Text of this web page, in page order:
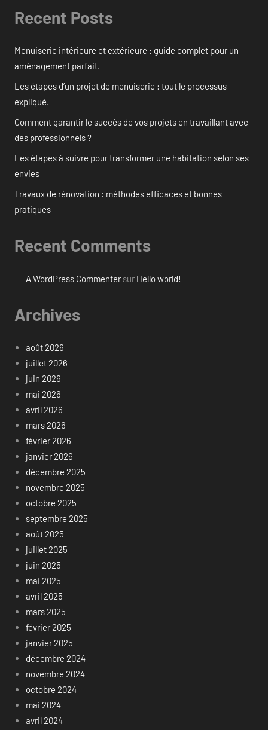
Recent Posts
Menuiserie intérieure et extérieure : guide complet pour un
aménagement parfait.
Les étapes d’un projet de menuiserie : tout le processus
expliqué.
Comment garantir le succès de vos projets en travaillant avec
des professionnels ?
Les étapes à suivre pour transformer une habitation selon ses
envies
Travaux de rénovation : méthodes efficaces et bonnes
pratiques
Recent Comments
A WordPress Commentersur Hello world!
Archives
août 2026
juillet 2026
juin 2026
mai 2026
avril 2026
mars 2026
février 2026
janvier 2026
décembre 2025
novembre 2025
octobre 2025
septembre 2025
août 2025
juillet 2025
juin 2025
mai 2025
avril 2025
mars 2025
février 2025
janvier 2025
décembre 2024
novembre 2024
octobre 2024
mai 2024
avril 2024